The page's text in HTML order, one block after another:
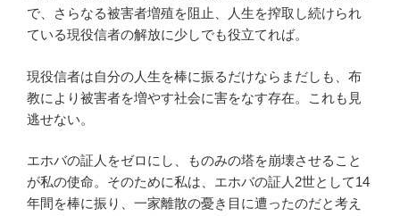
で、さらなる被害者増殖を阻止、人生を搾取し続けられ
ている現役信者の解放に少しでも役立てれば。
現役信者は自分の人生を棒に振るだけならまだしも、布
教により被害者を増やす社会に害をなす存在。これも見
逃せない。
エホバの証人をゼロにし、ものみの塔を崩壊させること
が私の使命。そのために私は、エホバの証人2世として14
年間を棒に振り、一家離散の憂き目に遭ったのだと考え